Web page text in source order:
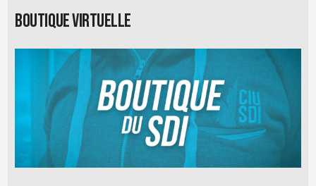
Boutique virtuelle